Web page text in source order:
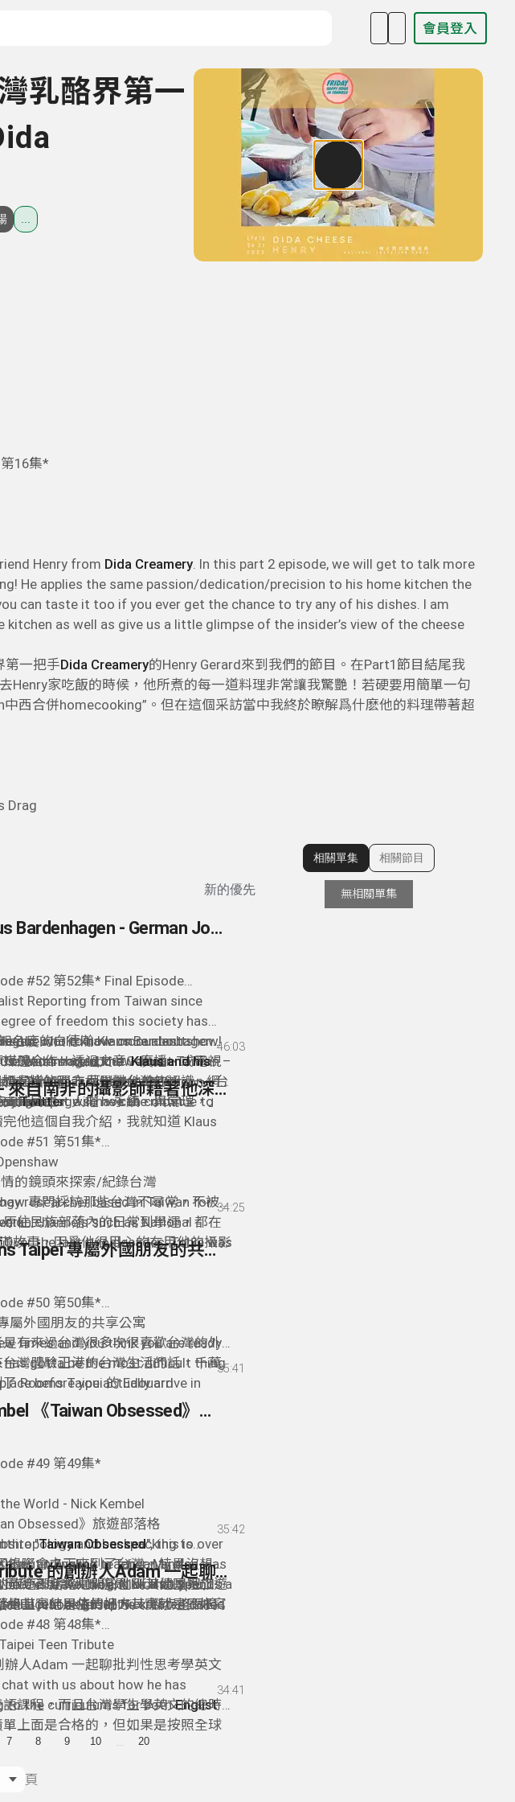
會員登入
乳酪界第一
16集*
Henry from Dida Creamery. In this part 2 episode, we will get to talk more
He applies the same passion/dedication/precision to his home kitchen the
can taste it too if you ever get the chance to try any of his dishes. I am
as well as give us a little glimpse of the insider’s view of the cheese
第一把手Dida Creamery的Henry Gerard來到我們的節目。在Part1節目結尾我
Henry家吃飯的時候，他所煮的每一道料理非常讓我驚艷！若硬要用簡單一句
西合併homecooking”。但在這個采訪當中我終於瞭解爲什麽他的料理帶著超
Drag
新的優先
95- 德國記者眼中的台灣 Klaus Bardenhagen - German Journalist Reporting from Taiwan since 2008
#52 第52集* Final Episode
Reporting from Taiwan since
out who to have on our last show!
Bardenhagen, the German
Taiwan as a freelancer for
journalist will have the most
of freedom this society has
the world know more about
West should know about Taiwan –
stunning landscapes, and the
度的白德瀚 Klaus Bardenhagen，
體合作，透過文章、廣播、或電視
是增加西方世界對台灣的認識——台
持民主、人權、永續、與常理，」
他這個自我介紹，我就知道 Klaus
！在這個誤打誤撞來到台灣的德國
他這麽的想讓全世界都看見台灣
的你，透過 Klaus 來看見自己。
To learn more aboutKlaus and his
onTwitter
支持他嗎？ 可以去他的Patreon 網
page so he can continue to
to Epic Remix
46:03
94- Tobie Openshaw 歐陽峰 - 來自南非的攝影師藉著他深情的鏡頭來探索/紀錄台灣 * Taiwan Through the Lens of Tobie Openshaw
#51 第51集*
的鏡頭來探索/紀錄台灣
researcher based in Taiwan for
on channels such as National
Over the last two decades, Tobie was
aspects of Taiwan culture
started it all), the Sunflower
rights.
and anthropology researcher -
two decades ago. I couldn’t
our show to share his Taiwan
專門採訪那些台灣不尋常，不被
住民族部落內的日常到學運，都在
故事，因爲他很用心的在用他的攝影
的一面。有時候光收集一個題材的
Tobie 他堅持耐心地去真正深入瞭
真正呈現真實的台灣。
- 台灣防災準備/公民韌性
Cohen song “Tower of Song”
34:25
93- Edouard Roquette - Rooms Taipei 專屬外國朋友的共享公寓
#50 第50集*
屬外國朋友的共享公寓
times and you think you are ready
has gotta be the most difficult thing
before you actually arrive in
an insider tip by introducing our
Taipei
knew from first-hand
in a foreign country can be a
a handful of apartments in
where they can transition
ease. They offer so much more
spaces also offer plenty of
into Taiwanese culture.
有來過台灣很多次很喜歡台灣的外
灣體驗正港的台灣生活的話，千萬
Rooms Taipei 的 Edouard
辦人一起建立專屬外國朋友的共享
們可以馬上入住而且適合外國人需求
真的是一個非常貼心的服務！我真
是超佛心的！ 畢竟搬到一個新的國
件蠻困難的事情！不僅是給這些剛
生國家熟悉的居住環境，讓他們很
可以跟各國各地來的外國朋友們一
棒呢？
35:41
92- 熱愛分享台灣的 Nick Kembel 《Taiwan Obsessed》旅遊部落格 * Sharing His Taiwan Obsession with the World - Nick Kembel
#49 第49集*
World - Nick Kembel
Obsessed》旅遊部落格
and backpacking to over
as an English teacher. My plan was
else. At the end of that year, I
and I just never left!"
"Taiwan Obsessed", this is
traveling in Taiwan and
this travel blog, Nick also spends a
Facebook group he created called
recommend this FB group for
you will get some insider scoop
group if you would like to share
際會之下來到了台灣。結果沒想到
旅遊部落格是關於他到其他國家旅遊
覺其實他居住的地方其實就是最好寫
到了加拿大；但是 Nick 還是把工作
格上。結果疫情把 Nick 腳步整個搗
營他的 Taiwan Obsessed
Taiwan Traveling Planning
的群組，以便回答所有關於台灣旅
前所有的努力終於得到回報！一下子
雖然他人現在不在台灣，但是你可
35:42
92- 跟 Englist & Taipei Teen Tribute 的創辦人Adam 一起聊批判性思考學英文 * Adam Hatch - Founder of Englist & Taipei Teen Tribute
#48 第48集*
Teen Tribute
人Adam 一起聊批判性思考學英文
with us about how he has
to the curriculums for bothEnglist
English-language student
in Taiwan to write about the
課程，而且台灣學生學英文的總時
上面是合格的，但如果是按照全球
屬於「中間偏後」的。那為什麼明
對呢？今天邀請到
34:41
7 8 9 10 20
頁
顯示相關單集
相關單集 相關節目
無相關單集